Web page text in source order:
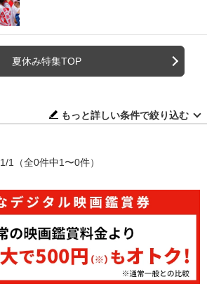
夏休み特集TOP
もっと詳しい条件で絞り込む
1/1 （全0件中1〜0件）